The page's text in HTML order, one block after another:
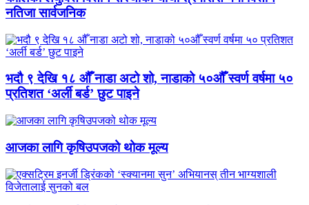
नतिजा सार्वजनिक
भदौ ९ देखि १८ औँ नाडा अटो शो, नाडाको ५०औँ स्वर्ण वर्षमा ५०
प्रतिशत ‘अर्ली बर्ड’ छुट पाइने
आजका लागि कृषिउपजको थोक मूल्य